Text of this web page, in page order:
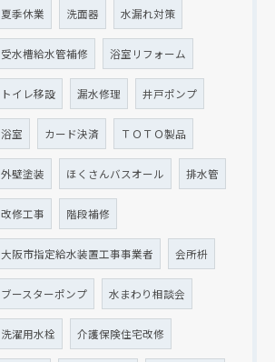
夏季休業 洗面器 水漏れ対策
受水槽給水管補修 浴室リフォーム
トイレ移設 漏水修理 井戸ポンプ
浴室 カード決済 ＴＯＴＯ製品
外壁塗装 ほくさんバスオール 排水管
改修工事 階段補修
大阪市指定給水装置工事事業者 会所枡
ブースターポンプ 水まわり相談会
洗濯用水栓 介護保険住宅改修